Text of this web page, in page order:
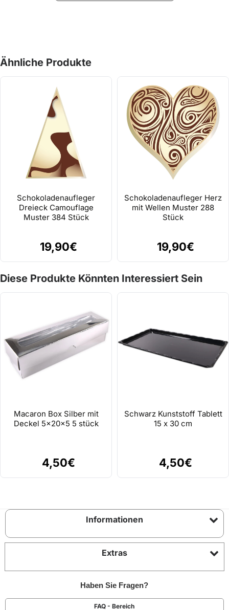
Ähnliche Produkte
Schokoladenaufleger
Dreieck Camouflage
Muster 384 Stück
19,90€
Schokoladenaufleger Herz
mit Wellen Muster 288
Stück
19,90€
Diese Produkte Könnten Interessiert Sein
Macaron Box Silber mit
Deckel 5x20x5 5 stück
4,50€
Schwarz Kunststoff Tablett
15 x 30 cm
4,50€
Informationen
Extras
Haben Sie Fragen?
FAQ - Bereich